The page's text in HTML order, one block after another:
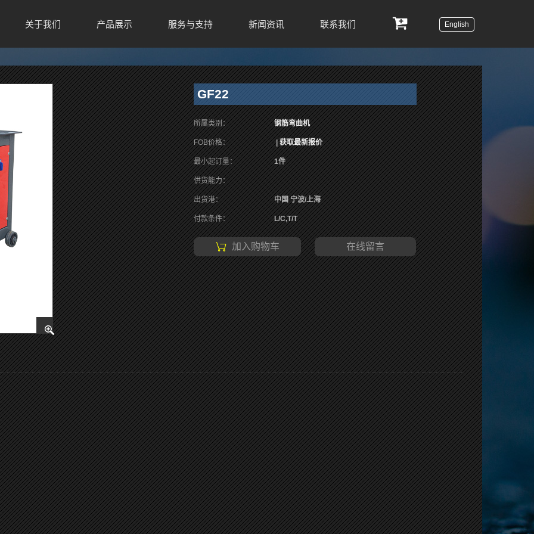
关于我们 产品展示 服务与支持 新闻资讯 联系我们 English
GF22
所属类别： 钢筋弯曲机
FOB价格： |获取最新报价
最小起订量： 1件
供货能力：
出货港： 中国 宁波/上海
付款条件： L/C,T/T
加入购物车 在线留言